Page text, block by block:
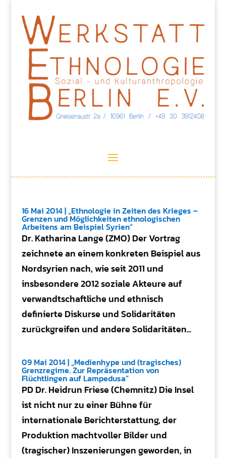
16 Mai 2014 | „Ethnologie in Zeiten des Krieges –
Grenzen und Möglichkeiten ethnologischen
Arbeitens am Beispiel Syrien“
Dr. Katharina Lange (ZMO) Der Vortrag
zeichnete an einem konkreten Beispiel aus
Nordsyrien nach, wie seit 2011 und
insbesondere 2012 soziale Akteure auf
verwandtschaftliche und ethnisch
definierte Diskurse und Solidaritäten
zurückgreifen und andere Solidaritäten...
09 Mai 2014 | „Medienhype und (tragisches)
Grenzregime. Zur Repräsentation von
Flüchtlingen auf Lampedusa“
PD Dr. Heidrun Friese (Chemnitz) Die Insel
ist nicht nur zu einer Bühne für
internationale Berichterstattung, der
Produktion machtvoller Bilder und
(tragischer) Inszenierungen geworden, in